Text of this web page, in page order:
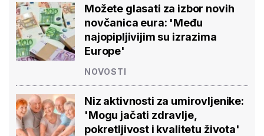
Možete glasati za izbor novih
novčanica eura: 'Među
najopipljivijim su izrazima
Europe'
NOVOSTI
Niz aktivnosti za umirovljenike:
'Mogu jačati zdravlje,
pokretljivost i kvalitetu života'